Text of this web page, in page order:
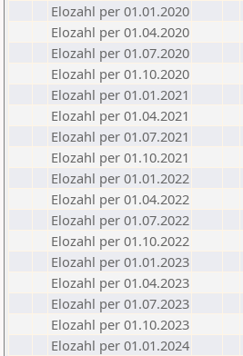
Elozahl per 01.01.2020
Elozahl per 01.04.2020
Elozahl per 01.07.2020
Elozahl per 01.10.2020
Elozahl per 01.01.2021
Elozahl per 01.04.2021
Elozahl per 01.07.2021
Elozahl per 01.10.2021
Elozahl per 01.01.2022
Elozahl per 01.04.2022
Elozahl per 01.07.2022
Elozahl per 01.10.2022
Elozahl per 01.01.2023
Elozahl per 01.04.2023
Elozahl per 01.07.2023
Elozahl per 01.10.2023
Elozahl per 01.01.2024